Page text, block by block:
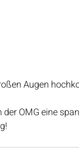
Augen
OMG eine